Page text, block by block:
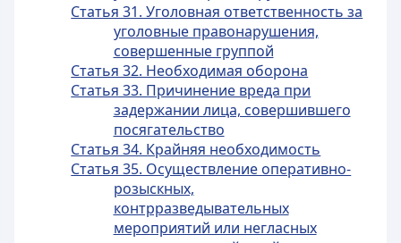
Статья 31. Уголовная ответственность за
уголовные правонарушения,
совершенные группой
Статья 32. Необходимая оборона
Статья 33. Причинение вреда при
задержании лица, совершившего
посягательство
Статья 34. Крайняя необходимость
Статья 35. Осуществление оперативно-
розыскных,
контрразведывательных
мероприятий или негласных